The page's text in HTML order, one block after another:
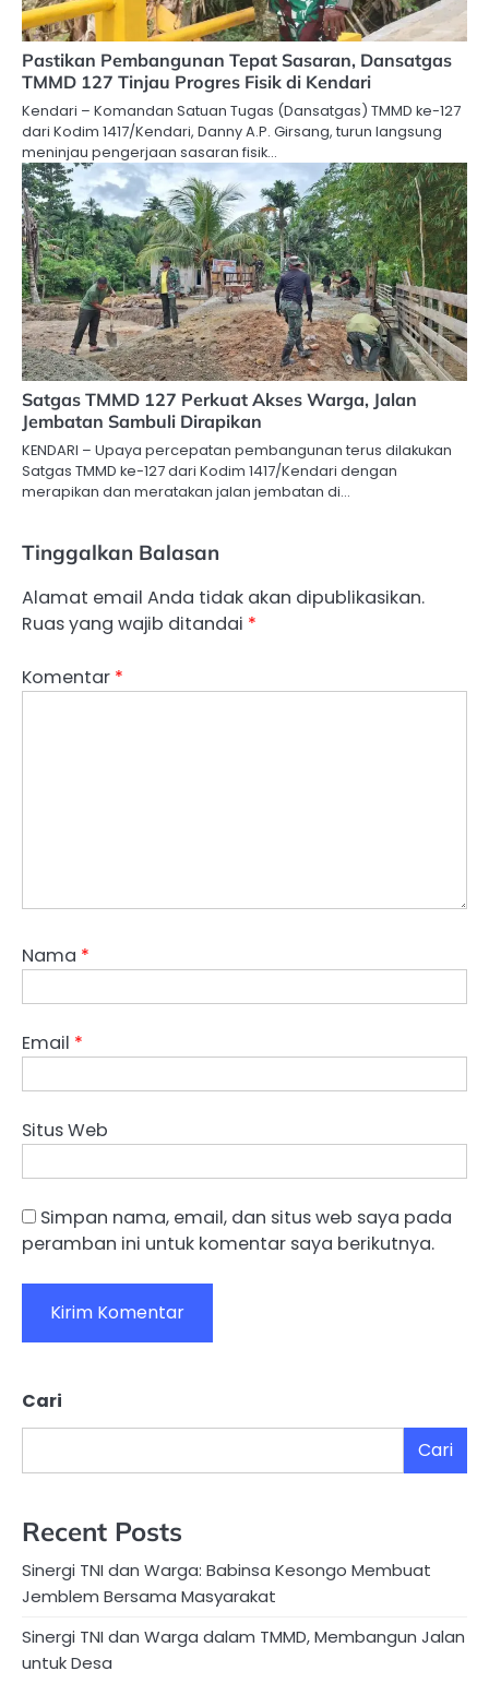
Pastikan Pembangunan Tepat Sasaran, Dansatgas
TMMD 127 Tinjau Progres Fisik di Kendari
Kendari – Komandan Satuan Tugas (Dansatgas) TMMD ke-127
dari Kodim 1417/Kendari, Danny A.P. Girsang, turun langsung
meninjau pengerjaan sasaran fisik…
Satgas TMMD 127 Perkuat Akses Warga, Jalan
Jembatan Sambuli Dirapikan
KENDARI – Upaya percepatan pembangunan terus dilakukan
Satgas TMMD ke-127 dari Kodim 1417/Kendari dengan
merapikan dan meratakan jalan jembatan di…
Tinggalkan Balasan
Alamat email Anda tidak akan dipublikasikan.
Ruas yang wajib ditandai *
Komentar *
Nama *
Email *
Situs Web
Simpan nama, email, dan situs web saya pada
peramban ini untuk komentar saya berikutnya.
Cari
Cari
Recent Posts
Sinergi TNI dan Warga: Babinsa Kesongo Membuat
Jemblem Bersama Masyarakat
Sinergi TNI dan Warga dalam TMMD, Membangun Jalan
untuk Desa